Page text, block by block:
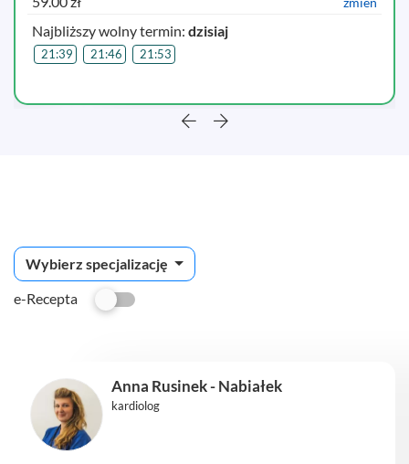
Najbliższy wolny termin: dzisiaj
21:39 21:46 21:53
Wybierz specjalizację
e-Recepta
Anna Rusinek - Nabiałek
kardiolog